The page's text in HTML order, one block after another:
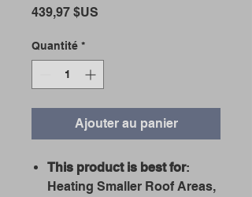
439,97 $US
Quantité *
Ajouter au panier
This product is best for:
Heating Smaller Roof Areas,